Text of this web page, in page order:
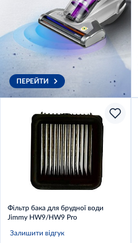
ПЕРЕЙТИ
Фільтр бака для брудної води
Jimmy HW9/HW9 Pro
Залишити відгук